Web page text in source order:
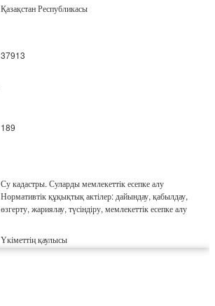
Қазақстан Республикасы
37913
189
Су кадастры. Суларды мемлекеттік есепке алу
Нормативтік құқықтық актілер: дайындау, қабылдау,
өзгерту, жариялау, түсіндіру, мемлекеттік есепке алу
Үкіметтің қаулысы